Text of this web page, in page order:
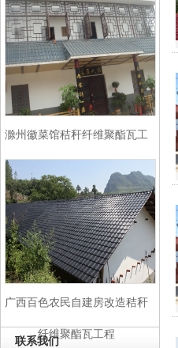
滁州徽菜馆秸秆纤维聚酯瓦工
广西百色农民自建房改造秸秆
纤维聚酯瓦工程
联系我们